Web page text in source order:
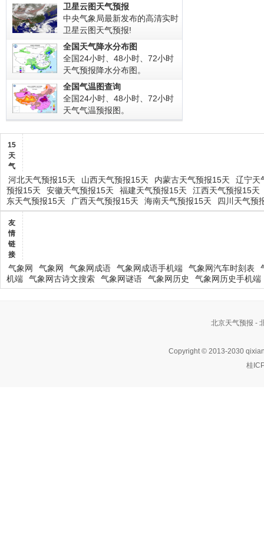
卫星云图天气预报
中央气象局最新发布的高清实时
卫星云图天气预报!
全国天气降水分布图
全国24小时、48小时、72小时
天气预报降水分布图。
全国气温图查询
全国24小时、48小时、72小时
天气气温预报图。
15
天
气
河北天气预报15天 山西天气预报15天 内蒙古天气预报15天
辽宁天
预报15天
安徽天气预报15天 福建天气预报15天
江西天气预报15天
东天气预报15天
广西天气预报15天 海南天气预报15天 四川天气预
友
情
链
接
气象网 气象网 气象网成语 气象网成语手机端 气象网汽车时刻表
机端
气象网古诗文搜索 气象网谜语 气象网历史 气象网历史手机端
北京天气预报 -
Copyright © 2013-2030
桂